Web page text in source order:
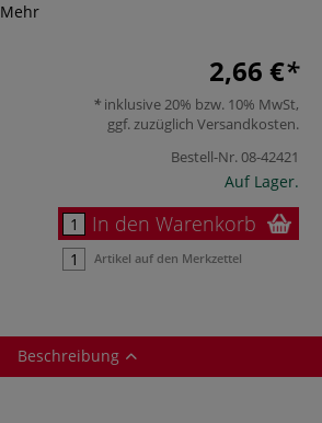
Mehr
2,66 €
inklusive 20% bzw. 10% MwSt,
ggf. zuzüglich Versandkosten.
Bestell-Nr.08-42421
Auf Lager.
In den Warenkorb
Artikel auf den Merkzettel
Beschreibung